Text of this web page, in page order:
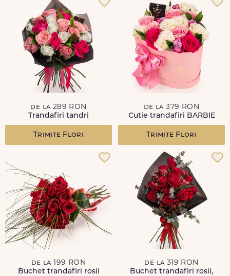
de la 289 RON
Trandafiri tandri
Trimite Flori
de la 379 RON
Cutie trandafiri BARBIE
Trimite Flori
de la 199 RON
Buchet trandafiri rosii
de la 319 RON
Buchet trandafiri rosii,